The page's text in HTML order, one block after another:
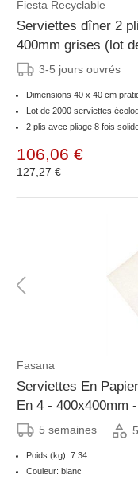
Fiesta Recyclable
Serviettes dîner 2
400mm grises (lot
3-5 jours ouvrés
Dimensions 40 x 40 cm
Lot de 2000 serviettes
2 plis avec pliage 8 fois
106,06 €
127,27 €
Fasana
Serviettes En
En 4 -
5 semaines
Poids (kg): 7.34
Couleur: blanc